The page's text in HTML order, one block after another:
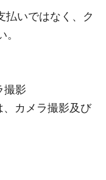
いではなく、ク
撮影
カメラ撮影及び